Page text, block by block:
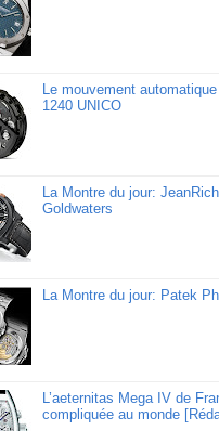
Le mouvement
1240 UNICO
La Montre du jour:
Goldwaters
La Montre du jour: Patek
L’aeternitas Mega IV de
compliquée au monde